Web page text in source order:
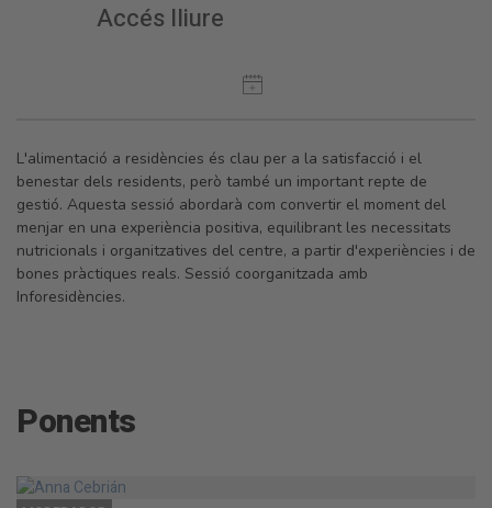
Accés lliure
L'alimentació a residències és clau per a la satisfacció i el
benestar dels residents, però també un important repte de
gestió. Aquesta sessió abordarà com convertir el moment del
menjar en una experiència positiva, equilibrant les necessitats
nutricionals i organitzatives del centre, a partir d'experiències i de
bones pràctiques reals. Sessió coorganitzada amb
Inforesidències.
Ponents